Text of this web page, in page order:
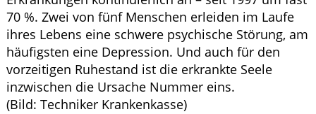
70 %. Zwei von fünf Menschen erleiden im Laufe
ihres Lebens eine schwere psychische Störung, am
häufigsten eine Depression. Und auch für den
vorzeitigen Ruhestand ist die erkrankte Seele
inzwischen die Ursache Nummer eins.
(Bild: Techniker Krankenkasse)